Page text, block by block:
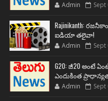
Admin Sept
Rajinikanth:
ఐడియా తలైవా!
Admin Sept
G20: జీ20 అంటే
ఎందుకింత
Admin Sept